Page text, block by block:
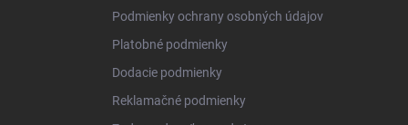
Podmienky ochrany osobných údajov
Platobné podmienky
Dodacie podmienky
Reklamačné podmienky